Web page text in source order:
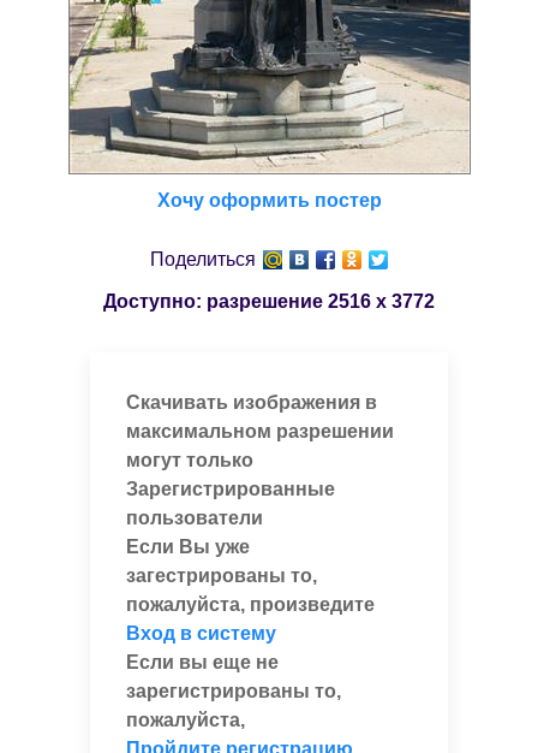
Хочу оформить постер
Поделиться
Доступно: разрешение 2516 x 3772
Скачивать изображения в
максимальном разрешении
могут только
Зарегистрированные
пользователи
Если Вы уже
загестрированы то,
пожалуйста, произведите
Вход в систему
Если вы еще не
зарегистрированы то,
пожалуйста,
Пройдите регистрацию